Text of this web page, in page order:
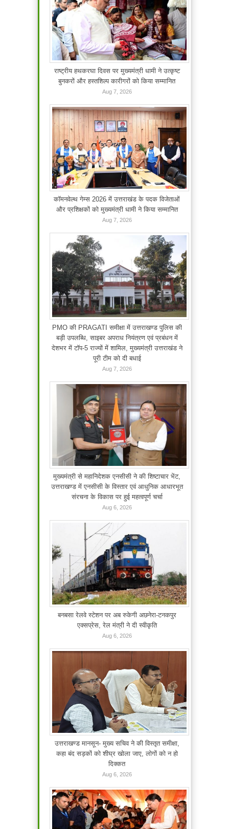
राष्ट्रीय हथकरघा दिवस पर मुख्यमंत्री धामी ने उत्कृष्ट
बुनकरों और हस्तशिल्प कारीगरों को किया सम्मानित
Aug 7, 2026
कॉमनवेल्थ गेम्स 2026 में उत्तराखंड के पदक विजेताओं
और प्रशिक्षकों को मुख्यमंत्री धामी ने किया सम्मानित
Aug 7, 2026
PMO की PRAGATI समीक्षा में उत्तराखण्ड पुलिस की
बड़ी उपलब्धि, साइबर अपराध नियंत्रण एवं प्रबंधन में
देशभर में टॉप-5 राज्यों में शामिल, मुख्यमंत्री उत्तराखंड ने
पूरी टीम को दी बधाई
Aug 7, 2026
मुख्यमंत्री से महानिदेशक एनसीसी ने की शिष्टाचार भेंट,
उत्तराखण्ड में एनसीसी के विस्तार एवं आधुनिक आधारभूत
संरचना के विकास पर हुई महत्वपूर्ण चर्चा
Aug 6, 2026
बनबसा रेलवे स्टेशन पर अब रुकेगी अछनेरा-टनकपुर
एक्सप्रेस, रेल मंत्री ने दी स्वीकृति
Aug 6, 2026
उत्तराखण्ड मानसून- मुख्य सचिव ने की विस्तृत समीक्षा,
कहा बंद सड़कों को शीघ्र खोला जाए, लोगों को न हो
दिक्कत
Aug 6, 2026